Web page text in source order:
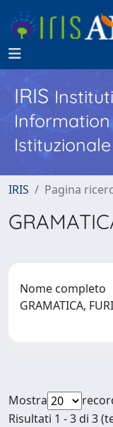
IRIS
IRIS Pagina
Nome completo
GRAMATICA,
Mostra
Risultati 1 - 3 di 3